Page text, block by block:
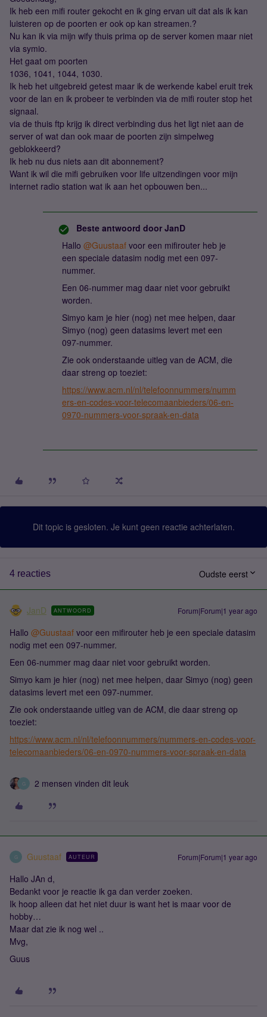
Ik heb een mifi router gekocht en ik ging ervan uit dat als ik kan
luisteren op de poorten er ook op kan streamen.?
Nu kan ik via mijn wify thuis prima op de server komen maar niet
via symio.
Het gaat om poorten
1036, 1041, 1044, 1030.
Ik heb het uitgebreid getest maar ik de werkende kabel eruit trek
voor de lan en ik probeer te verbinden via de mifi router stop het
signaal.
via de thuis ftp krijg ik direct verbinding dus het ligt niet aan de
server of wat dan ook maar de poorten zijn simpelweg
geblokkeerd?
Ik heb nu dus niets aan dit abonnement?
Want ik wil die mifi gebruiken voor life uitzendingen voor mijn
internet radio station wat ik aan het opbouwen ben...
Beste antwoord door JanD
Hallo @Guustaaf voor een mifirouter heb je
een speciale datasim nodig met een 097-
nummer.
Een 06-nummer mag daar niet voor gebruikt
worden.
Simyo kam je hier (nog) net mee helpen, daar
Simyo (nog) geen datasims levert met een
097-nummer.
Zie ook onderstaande uitleg van de ACM, die
daar streng op toeziet:
https://www.acm.nl/nl/telefoonnummers/numm
ers-en-codes-voor-telecomaanbieders/06-en-
0970-nummers-voor-spraak-en-data
Dit topic is gesloten. Je kunt geen reactie achterlaten.
4 reacties Oudste eerst
JanD ANTWOORD Forum|Forum|1 year ago
Hallo @Guustaaf voor een mifirouter heb je een speciale datasim
nodig met een 097-nummer.
Een 06-nummer mag daar niet voor gebruikt worden.
Simyo kam je hier (nog) net mee helpen, daar Simyo (nog) geen
datasims levert met een 097-nummer.
Zie ook onderstaande uitleg van de ACM, die daar streng op
toeziet:
https://www.acm.nl/nl/telefoonnummers/nummers-en-codes-voor-
telecomaanbieders/06-en-0970-nummers-voor-spraak-en-data
G 2 mensen vinden dit leuk
G Guustaaf AUTEUR Forum|Forum|1 year ago
Hallo JAn d,
Bedankt voor je reactie ik ga dan verder zoeken.
Ik hoop alleen dat het niet duur is want het is maar voor de
hobby…
Maar dat zie ik nog wel ..
Mvg,
Guus